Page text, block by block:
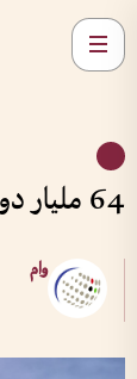
64 مليار دولار عائدات موارد الطاقة في روسيا
وام